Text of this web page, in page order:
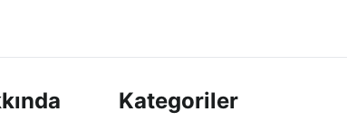
Kategoriler